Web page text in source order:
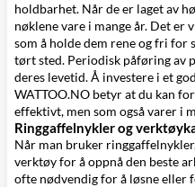
holdbarhet. Når de er laget av
nøklene vare i mange år. Det er
som å holde dem rene og fri for
tørt sted. Periodisk påføring av
deres levetid. Å investere i et
WATTOO.NO betyr at du kan
effektivt, men som også varer i
Ringgaffelnykler og
Når man bruker
verktøy for å oppnå den beste
ofte nødvendig for å løsne eller